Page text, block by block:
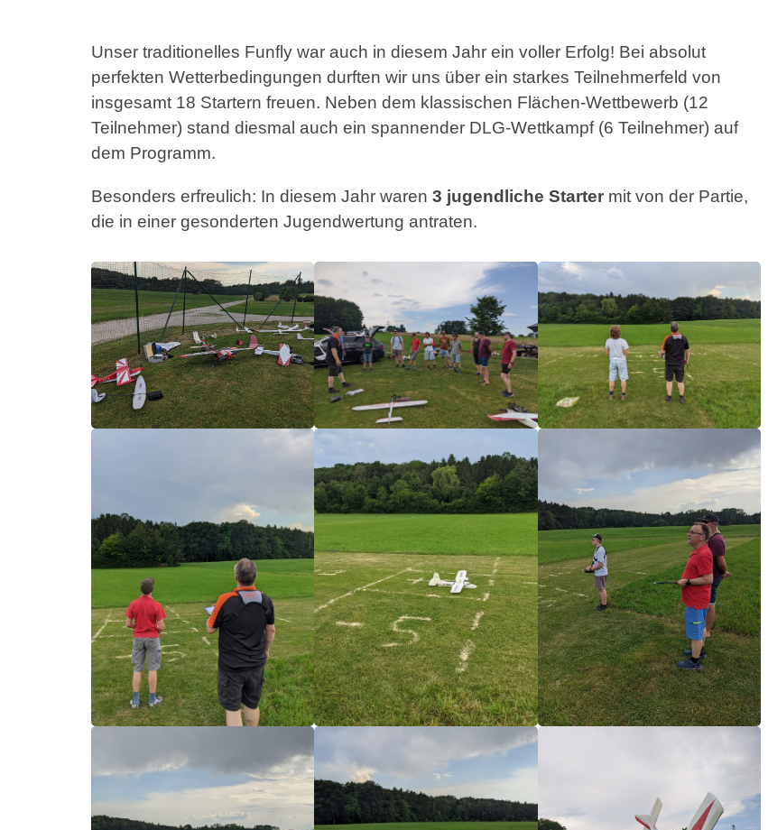
Unser traditionelles Funfly war auch in diesem Jahr ein voller Erfolg! Bei absolut
perfekten Wetterbedingungen durften wir uns über ein starkes Teilnehmerfeld von
insgesamt 18 Startern freuen. Neben dem klassischen Flächen-Wettbewerb (12
Teilnehmer) stand diesmal auch ein spannender DLG-Wettkampf (6 Teilnehmer) auf
dem Programm.
Besonders erfreulich: In diesem Jahr waren 3 jugendliche Startermit von der Partie,
die in einer gesonderten Jugendwertung antraten.